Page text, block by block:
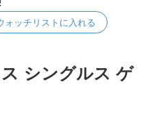
ォッチリストに入れる
シングルス ゲ